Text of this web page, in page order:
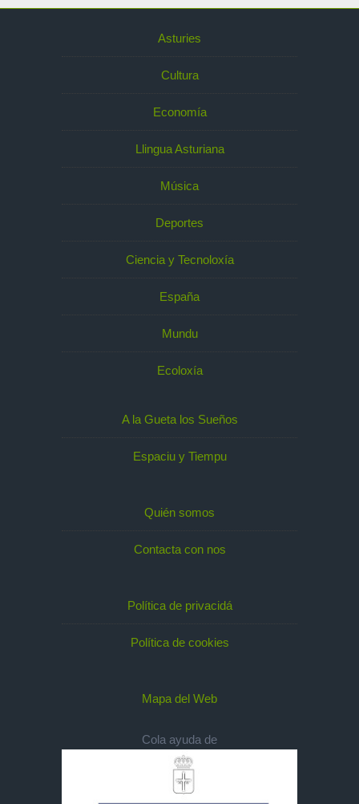
Asturies
Cultura
Economía
Llingua Asturiana
Música
Deportes
Ciencia y Tecnoloxía
España
Mundu
Ecoloxía
A la Gueta los Sueños
Espaciu y Tiempu
Quién somos
Contacta con nos
Política de privacidá
Política de cookies
Mapa del Web
Cola ayuda de